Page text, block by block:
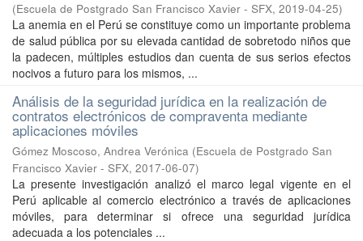
(Escuela de Postgrado San Francisco Xavier - SFX, 2019-04-25)
La anemia en el Perú se constituye como un importante problema
de salud pública por su elevada cantidad de sobretodo niños que
la padecen, múltiples estudios dan cuenta de sus serios efectos
nocivos a futuro para los mismos, ...
Análisis de la seguridad jurídica en la realización de
contratos electrónicos de compraventa mediante
aplicaciones móviles
Gómez Moscoso, Andrea Verónica (Escuela de Postgrado San
Francisco Xavier - SFX, 2017-06-07)
La presente investigación analizó el marco legal vigente en el
Perú aplicable al comercio electrónico a través de aplicaciones
móviles, para determinar si ofrece una seguridad jurídica
adecuada a los potenciales ...